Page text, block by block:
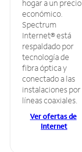
hogar a un precio
económico.
Spectrum
Internet® está
respaldado por
tecnología de
fibra óptica y
conectado a las
instalaciones por
líneas coaxiales.
Ver ofertas de
Internet